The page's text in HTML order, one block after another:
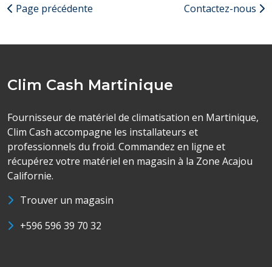
Page précédente Contactez-nous
Clim Cash Martinique
Fournisseur de matériel de climatisation en Martinique,
Clim Cash accompagne les installateurs et
professionnels du froid. Commandez en ligne et
récupérez votre matériel en magasin à la Zone Acajou
Californie.
Trouver un magasin
+596 596 39 70 32